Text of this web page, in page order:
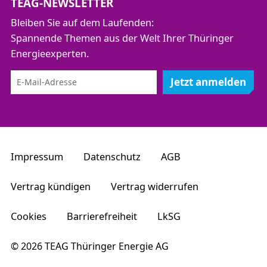
Grundlagen für Verteilnetzbetreiber (A-9.4)
Modul 7 – Arbeitssicherheit, Umwelt- und
Gesundheitsschutz für operativ tätige Mitarbeiter
(A-6.1.1)
Modul 8 – Verteilnetze – rechtliche
Managementsysteme (R-2.1)
Kostenorientierung für Verteilnetzbetreiber (R-2.2)
– Sachkundeschulung (G-2.2)*
für Verteilnetzbetreiber Gas (G-8.3)
unkontrollierter Gasausströmung –
Bleiben Sie auf dem Laufenden:
Spannende Themen aus der Welt Ihrer Thüringer
Energieexperten.
Jetzt anmelden
Impressum Datenschutz AGB
Vertrag kündigen Vertrag widerrufen
Cookies Barrierefreiheit LkSG
© 2026 TEAG Thüringer Energie AG